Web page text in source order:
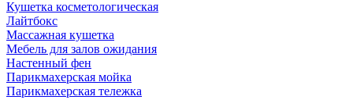
Кушетка косметологическая
Лайтбокс
Массажная кушетка
Мебель для залов ожидания
Настенный фен
Парикмахерская мойка
Парикмахерская тележка